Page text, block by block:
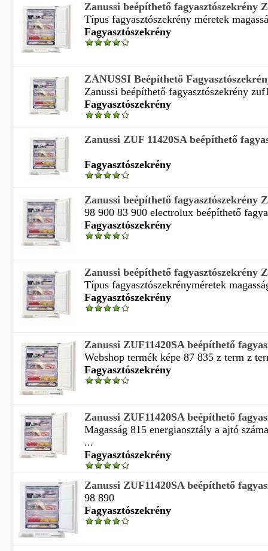
Zanussi beépíthető fagyasztószekrény
Típus fagyasztószekrény méretek
Fagyasztószekrény
ZANUSSI Beépíthető
Zanussi beépíthető fagyasztószekrény
Fagyasztószekrény
Zanussi ZUF 11420SA beépíthető
Fagyasztószekrény
Zanussi beépíthető fagyasztószekrény
98 900 83 900 electrolux beépíthető
Fagyasztószekrény
Zanussi beépíthető fagyasztószekrény
Típus fagyasztószekrényméretek
Fagyasztószekrény
Zanussi ZUF11420SA beépíthető
Webshop termék képe 87 835 z term z
Fagyasztószekrény
Zanussi ZUF11420SA beépíthető
Magasság 815 energiaosztály a ajtó
...
Fagyasztószekrény
Zanussi ZUF11420SA beépíthető
98 890
Fagyasztószekrény